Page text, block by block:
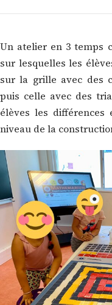
Un atelier en 3 temps
sur lesquelles les
sur la grille avec des
puis celle avec des
élèves les
niveau de la